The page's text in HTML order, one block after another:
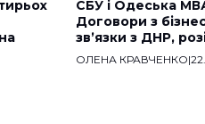
СБУ і Одеська
Договори з
звʼязки з ДНР,
ОЛЕНА КРАВЧЕНКО|